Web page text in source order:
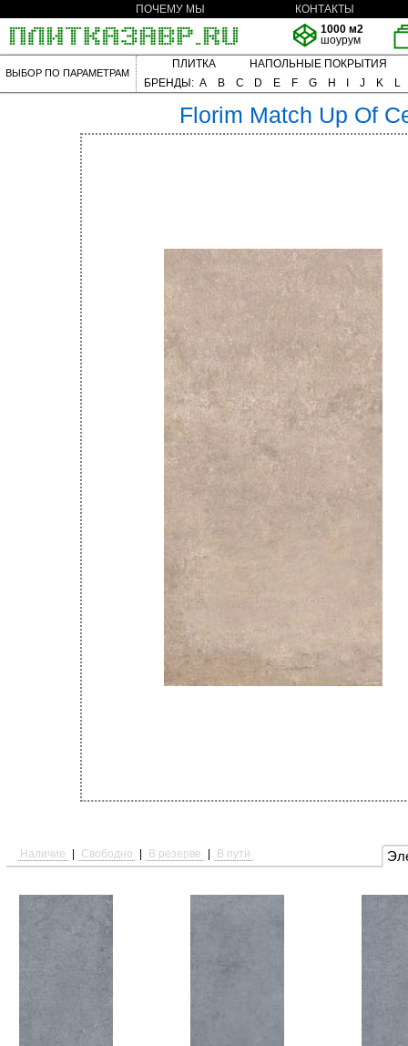
ПОЧЕМУ МЫ
КОНТАКТЫ
1000 м2
шоурум
ВЫБОР ПО ПАРАМЕТРАМ
ПЛИТКА
НАПОЛЬНЫЕ ПОКРЫТИЯ
БРЕНДЫ: A B C D E F G H J K L
Florim Match Up Of
Наличие Свободно В резерве В пути